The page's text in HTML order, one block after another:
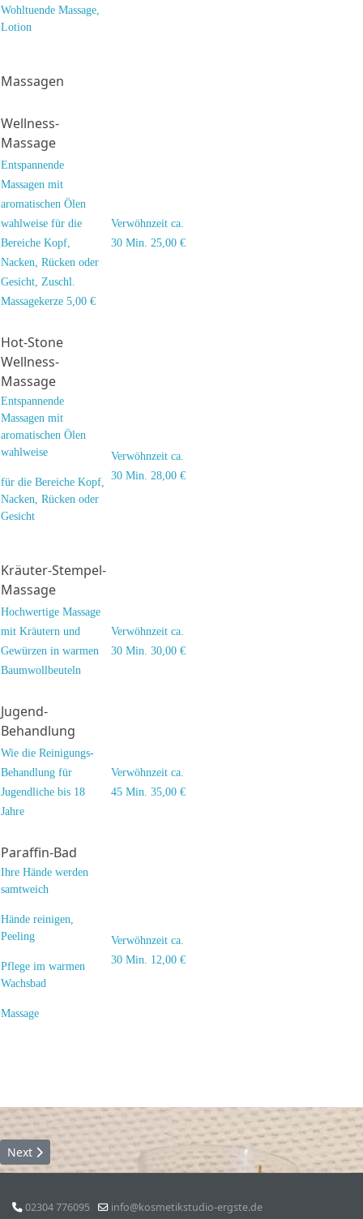
Wohltuende Massage,
Lotion
Massagen
Wellness-
Massage
Entspannende
Massagen mit
aromatischen Ölen
wahlweise für die
Bereiche Kopf,
Nacken, Rücken oder
Gesicht, Zuschl.
Massagekerze 5,00 €
Verwöhnzeit ca.
30 Min. 25,00 €
Hot-Stone
Wellness-
Massage
Entspannende
Massagen mit
aromatischen Ölen
wahlweise
für die Bereiche Kopf,
Nacken, Rücken oder
Gesicht
Verwöhnzeit ca.
30 Min. 28,00 €
Kräuter-Stempel-
Massage
Hochwertige Massage
mit Kräutern und
Gewürzen in warmen
Baumwollbeuteln
Verwöhnzeit ca.
30 Min. 30,00 €
Jugend-
Behandlung
Wie die Reinigungs-
Behandlung für
Jugendliche bis 18
Jahre
Verwöhnzeit ca.
45 Min. 35,00 €
Paraffin-Bad
Ihre Hände werden
samtweich
Hände reinigen,
Peeling
Pflege im warmen
Wachsbad
Massage
Verwöhnzeit ca.
30 Min. 12,00 €
Next article: Startseite
Next
02304 776095
info@kosmetikstudio-ergste.de